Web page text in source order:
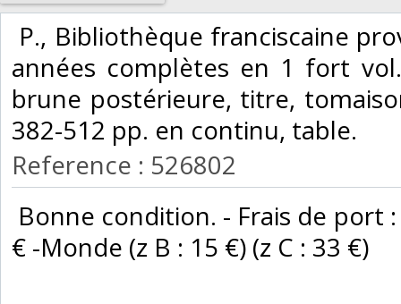
P., Bibliothèque franciscaine
années complètes en 1 fort
brune postérieure, titre,
382-512 pp. en continu, table. ‎
Reference : 526802
Bonne condition. - Frais de port
€ -Monde (z B : 15 €) (z C : 33 €) ‎